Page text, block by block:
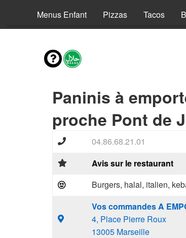
Menus Enfant Pizzas Tacos
Paninis à
proche Pont de
04.86.68.21.01
Avis sur le restaurant
Burgers, halal, italien,
Vos commandes A
4, Place Pierre Roux
13005 Marseille